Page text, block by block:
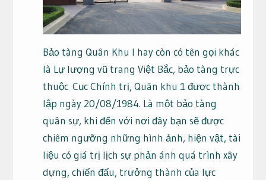
Bảo tàng Quân Khu I hay còn có tên gọi khác
là Lự lượng vũ trang Việt Bắc, bảo tàng trực
thuộc Cục Chính trị, Quân khu 1 được thành
lập ngày 20/08/1984. Là một bảo tàng
quân sự, khi đến với nơi đây bạn sẽ được
chiêm ngưỡng những hình ảnh, hiện vật, tài
liệu có giá trị lịch sự phản ánh quá trình xây
dựng, chiến đấu, trưởng thành của lực